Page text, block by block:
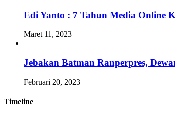
Edi Yanto : 7 Tahun Media Online
Maret 11, 2023
Jebakan Batman Ranperpres,
Februari 20, 2023
Timeline